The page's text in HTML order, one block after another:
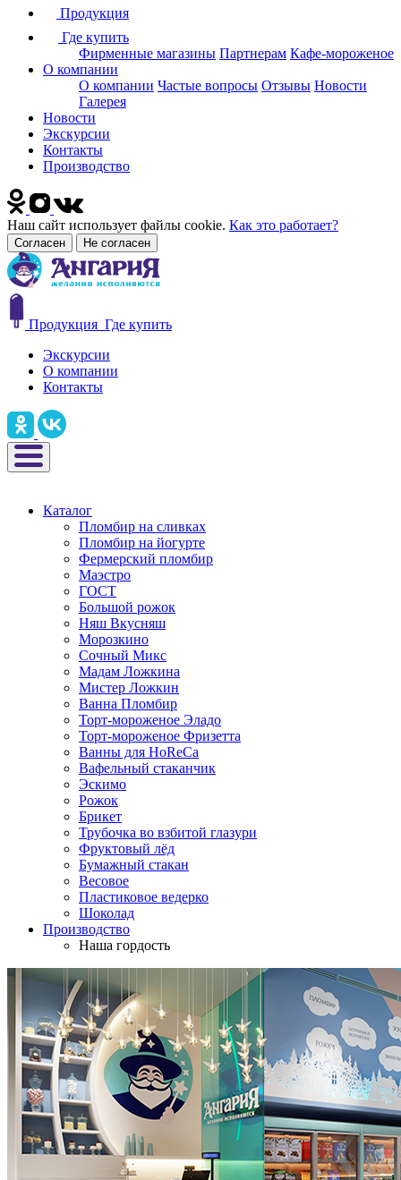
Продукция
Где купить
Фирменные магазины Партнерам Кафе-мороженое
О компании
О компании Частые вопросы Отзывы Новости
Галерея
Новости
Экскурсии
Контакты
Производство
Наш сайт использует файлы cookie. Как это работает?
Согласен Не согласен
Продукция Где купить
Экскурсии
О компании
Контакты
Каталог
Пломбир на сливках
Пломбир на йогурте
Фермерский пломбир
Маэстро
ГОСТ
Большой рожок
Няш Вкусняш
Морозкино
Сочный Микс
Мадам Ложкина
Мистер Ложкин
Ванна Пломбир
Торт-мороженое Эладо
Торт-мороженое Фризетта
Ванны для HoReCa
Вафельный стаканчик
Эскимо
Рожок
Брикет
Трубочка во взбитой глазури
Фруктовый лёд
Бумажный стакан
Весовое
Пластиковое ведерко
Шоколад
Производство
Наша гордость